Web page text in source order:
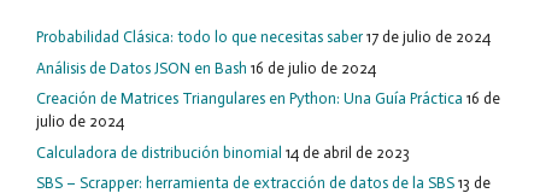
Probabilidad Clásica: todo lo que necesitas saber 17 de julio de 2024
Análisis de Datos JSON en Bash 16 de julio de 2024
Creación de Matrices Triangulares en Python: Una Guía Práctica 16 de
julio de 2024
Calculadora de distribución binomial 14 de abril de 2023
SBS – Scrapper: herramienta de extracción de datos de la SBS 13 de